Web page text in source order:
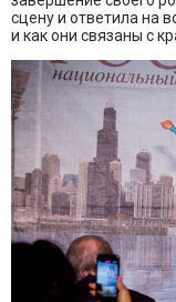
сцену и ответила на
и как они связаны с